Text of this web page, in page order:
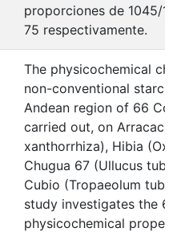
proporciones de 1045/
75 respectivamente.
The physicochemical
non-conventional
Andean region of 66
carried out, on
xanthorrhiza), Hibia
Chugua 67 (Ullucus
Cubio (Tropaeolum
study investigates the 68
physicochemical